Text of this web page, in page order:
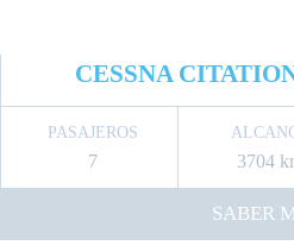
CESSNA
PASAJEROS
7 3704
SABER